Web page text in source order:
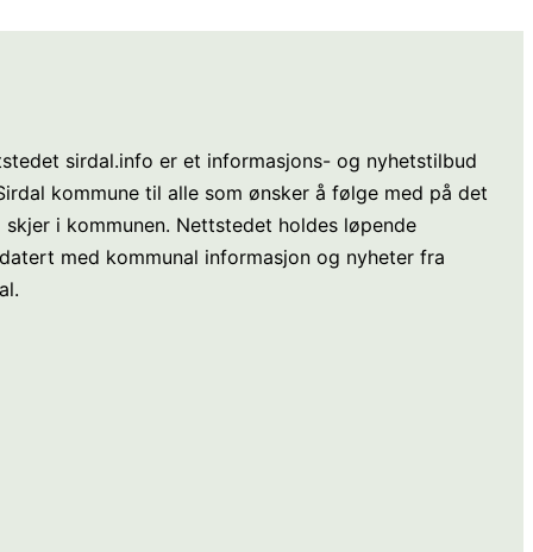
sirdal.info er et informasjons- og nyhetstilbud
kommune til alle som ønsker å følge med på det
skjer i kommunen. Nettstedet holdes løpende
med kommunal informasjon og nyheter fra